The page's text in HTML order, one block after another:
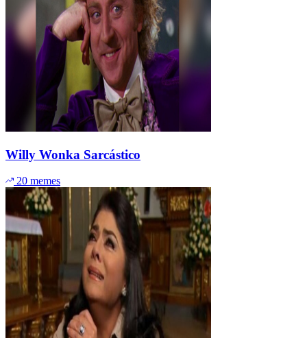
Willy Wonka Sarcástico
20 memes